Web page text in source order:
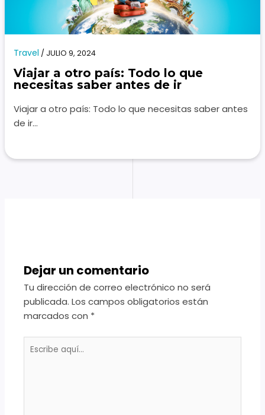
Viajar a otro país: Todo lo que
necesitas saber antes de ir
Travel / JULIO 9, 2024
Viajar a otro país: Todo lo que necesitas saber antes
de ir…
Dejar un comentario
Tu dirección de correo electrónico no será
publicada. Los campos obligatorios están
marcados con *
Escribe